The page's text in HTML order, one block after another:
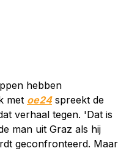
hebben
met oe24spreekt de
verhaal tegen. 'Dat is
man uit Graz als hij
geconfronteerd. Maar